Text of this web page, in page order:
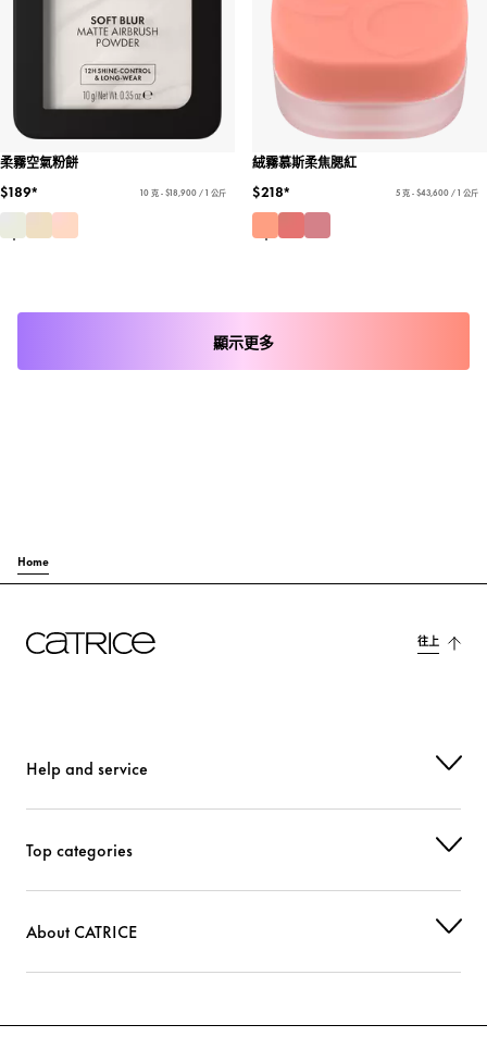
柔霧空氣粉餅
$189*
10 克 - $18,900 / 1 公斤
絨霧慕斯柔焦腮紅
$218*
5 克 - $43,600 / 1 公斤
顯示更多
Home
往上
Help and service
Top categories
About CATRICE